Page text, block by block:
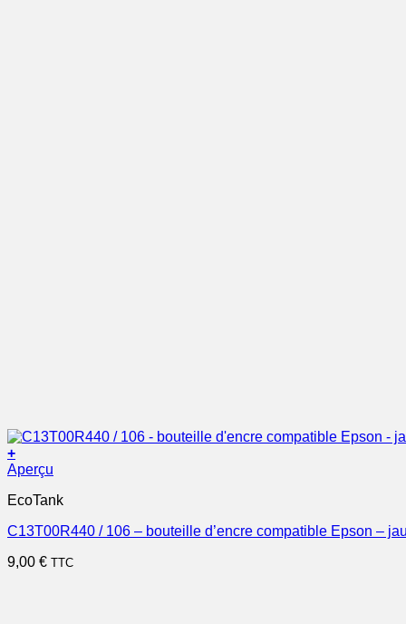
+
Aperçu
EcoTank
C13T00R440 / 106 – bouteille d’encre compatible Epson –
9,00 € TTC